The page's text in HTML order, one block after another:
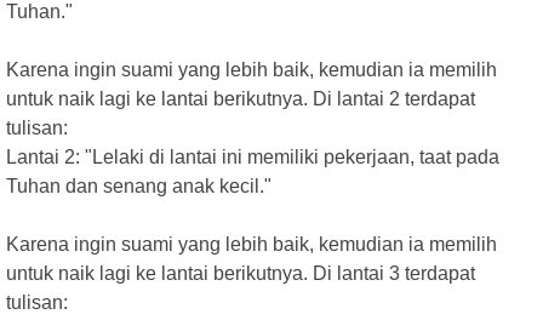
Tuhan."
Karena ingin suami yang lebih baik, kemudian ia memilih
untuk naik lagi ke lantai berikutnya. Di lantai 2 terdapat
tulisan:
Lantai 2: "Lelaki di lantai ini memiliki pekerjaan, taat pada
Tuhan dan senang anak kecil."
Karena ingin suami yang lebih baik, kemudian ia memilih
untuk naik lagi ke lantai berikutnya. Di lantai 3 terdapat
tulisan: